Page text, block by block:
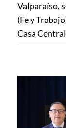
Valparaíso,
(Fe y
Casa